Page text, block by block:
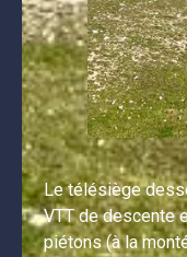
Le télésiège
VTT de descente
piétons (à la